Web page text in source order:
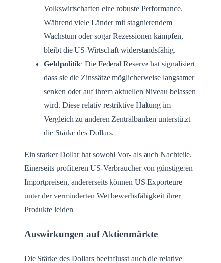
Volkswirtschaften eine robuste Performance.
Während viele Länder mit stagnierendem
Wachstum oder sogar Rezessionen kämpfen,
bleibt die US-Wirtschaft widerstandsfähig.
Geldpolitik: Die Federal Reserve hat signalisiert,
dass sie die Zinssätze möglicherweise langsamer
senken oder auf ihrem aktuellen Niveau belassen
wird. Diese relativ restriktive Haltung im
Vergleich zu anderen Zentralbanken unterstützt
die Stärke des Dollars.
Ein starker Dollar hat sowohl Vor- als auch Nachteile.
Einerseits profitieren US-Verbraucher von günstigeren
Importpreisen, andererseits können US-Exporteure
unter der verminderten Wettbewerbsfähigkeit ihrer
Produkte leiden.
Auswirkungen auf Aktienmärkte
Die Stärke des Dollars beeinflusst auch die relative